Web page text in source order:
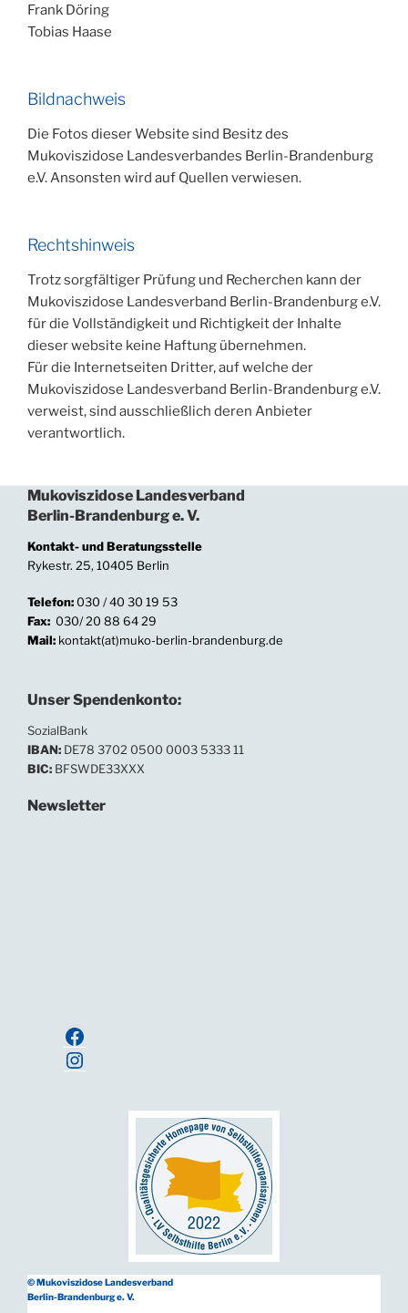
Frank Döring
Tobias Haase
Bildnachweis
Die Fotos dieser Website sind Besitz des
Mukoviszidose Landesverbandes Berlin-Brandenburg
e.V. Ansonsten wird auf Quellen verwiesen.
Rechtshinweis
Trotz sorgfältiger Prüfung und Recherchen kann der
Mukoviszidose Landesverband Berlin-Brandenburg e.V.
für die Vollständigkeit und Richtigkeit der Inhalte
dieser website keine Haftung übernehmen.
Für die Internetseiten Dritter, auf welche der
Mukoviszidose Landesverband Berlin-Brandenburg e.V.
verweist, sind ausschließlich deren Anbieter
verantwortlich.
Mukoviszidose Landesverband
Berlin-Brandenburg e. V.
Kontakt- und Beratungsstelle
Rykestr. 25, 10405 Berlin
Telefon:030 / 40 30 19 53
Fax: 030/ 20 88 64 29
Mail: kontakt(at)muko-berlin-brandenburg.de
Unser Spendenkonto:
SozialBank
IBAN: DE78 3702 0500 0003 5333 11
BIC: BFSWDE33XXX
Newsletter
Facebook
Instagram
© Mukoviszidose Landesverband
Berlin-Brandenburg e. V.